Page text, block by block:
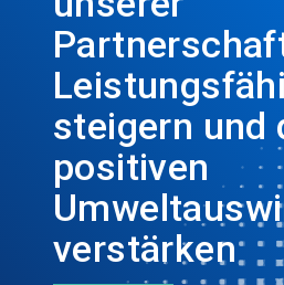
steigern und
positiven
verstärken